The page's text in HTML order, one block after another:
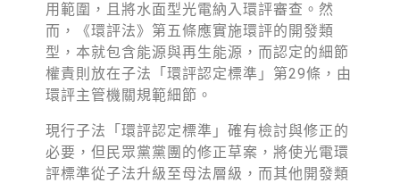
用範圍，且將水面型光電納入環評審查。然
而，《環評法》第五條應實施環評的開發類
型，本就包含能源與再生能源，而認定的細節
權責則放在子法「環評認定標準」第29條，由
環評主管機關規範細節。
現行子法「環評認定標準」確有檢討與修正的
必要，但民眾黨黨團的修正草案，將使光電環
評標準從子法升級至母法層級，而其他開發類